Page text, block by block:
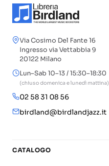
Via Cosimo Del Fante 16
Ingresso via Vettabbia 9
20122 Milano
Lun–Sab 10–13 / 15:30–18:30
(chiuso domenica e lunedì mattina)
02 58 31 08 56
birdland@birdlandjazz.it
CATALOGO